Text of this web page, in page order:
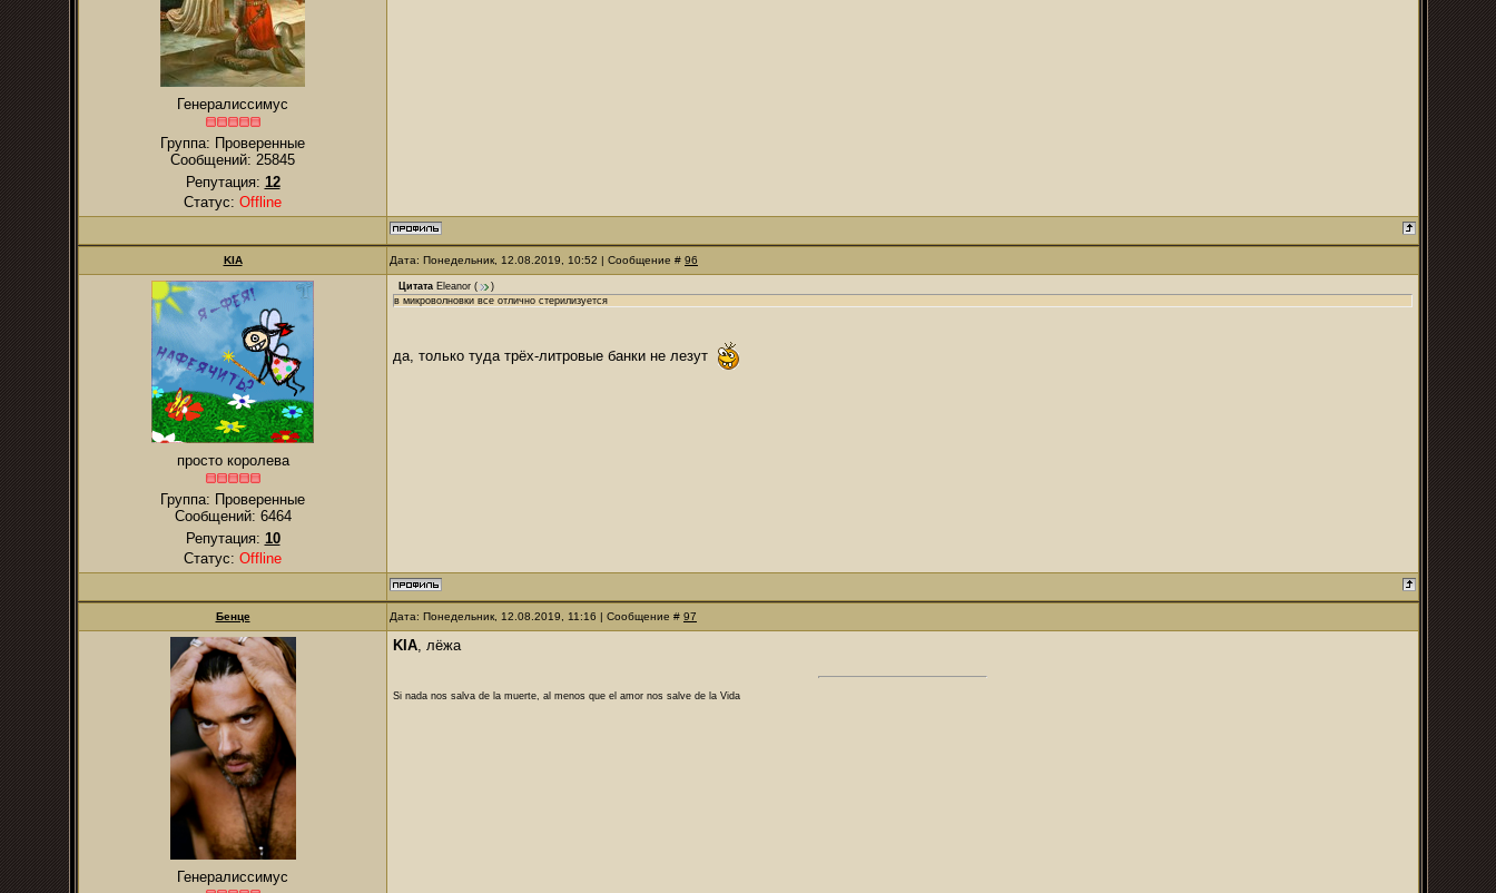
Генералиссимус
Группа: Проверенные
Сообщений: 25845
Репутация: 12
Статус: Offline
KIA Дата: Понедельник, 12.08.2019, 10:52 | Сообщение # 96
просто королева
Группа: Проверенные
Сообщений: 6464
Репутация: 10
Статус: Offline
Цитата Eleanor (
)
в микроволновки все отлично стерилизуется
да, только туда трёх-литровые банки не лезут
Бенце Дата: Понедельник, 12.08.2019, 11:16 | Сообщение # 97
Генералиссимус
KIA, лёжа
Si nada nos salva de la muerte, al menos que el amor nos salve de la Vida